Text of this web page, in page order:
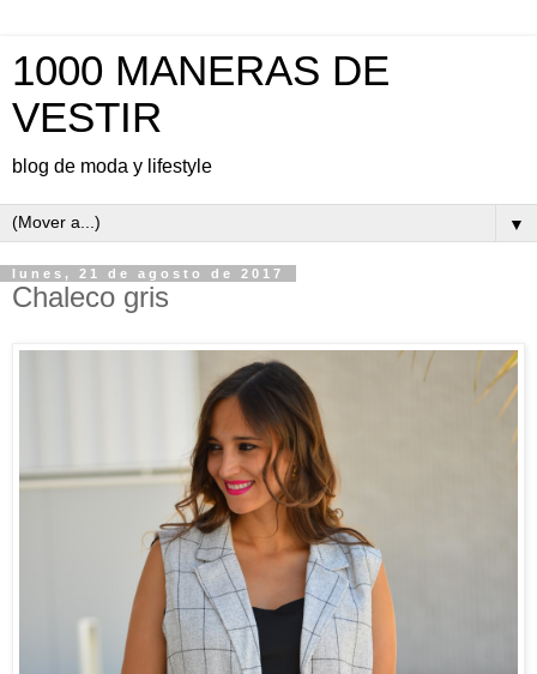
1000 MANERAS DE
VESTIR
blog de moda y lifestyle
▼
lunes, 21 de agosto de 2017
Chaleco gris